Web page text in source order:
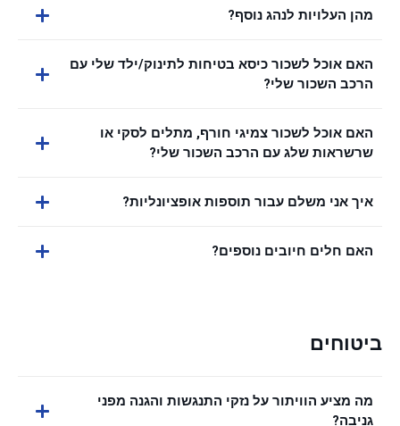
מהן העלויות לנהג נוסף?
האם אוכל לשכור כיסא בטיחות לתינוק/ילד שלי עם
הרכב השכור שלי?
האם אוכל לשכור צמיגי חורף, מתלים לסקי או
שרשראות שלג עם הרכב השכור שלי?
איך אני משלם עבור תוספות אופציונליות?
האם חלים חיובים נוספים?
ביטוחים
מה מציע הוויתור על נזקי התנגשות והגנה מפני
גניבה?